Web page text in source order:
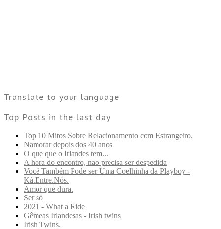
Translate to your language
Top Posts in the last day
Top 10 Mitos Sobre Relacionamento com Estrangeiro.
Namorar depois dos 40 anos
O que que o Irlandes tem...
A hora do encontro, nao precisa ser despedida
Você Também Pode ser Uma Coelhinha da Playboy -
Ká.Entre.Nós.
Amor que dura.
Ser só
2021 - What a Ride
Gêmeas Irlandesas - Irish twins
Irish Twins.